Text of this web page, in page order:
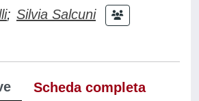
; Silvia Salcuni
Scheda completa